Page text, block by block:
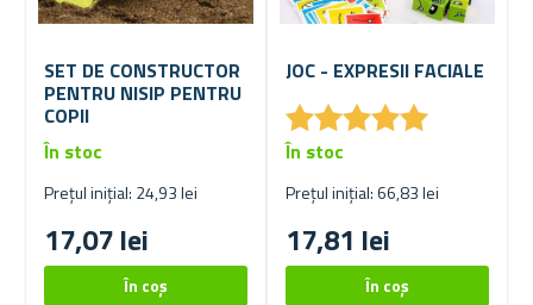
SET DE CONSTRUCTOR
PENTRU NISIP PENTRU
COPII
Prețul inițial: 24,93 lei
17,07 lei
În stoc
JOC - EXPRESII FACIALE
★★★★★
★★★★★
Prețul inițial: 66,83 lei
17,81 lei
În stoc